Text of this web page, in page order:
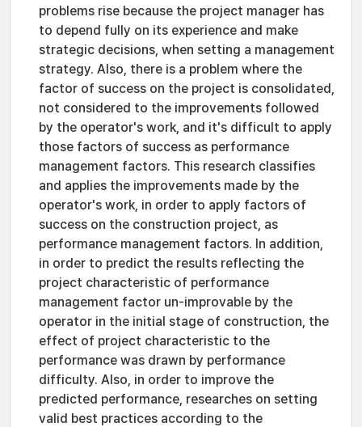
problems rise because the project manager has
to depend fully on its experience and make
strategic decisions, when setting a management
strategy. Also, there is a problem where the
factor of success on the project is consolidated,
not considered to the improvements followed
by the operator's work, and it's difficult to apply
those factors of success as performance
management factors. This research classifies
and applies the improvements made by the
operator's work, in order to apply factors of
success on the construction project, as
performance management factors. In addition,
in order to predict the results reflecting the
project characteristic of performance
management factor un-improvable by the
operator in the initial stage of construction, the
effect of project characteristic to the
performance was drawn by performance
difficulty. Also, in order to improve the
predicted performance, researches on setting
valid best practices according to the